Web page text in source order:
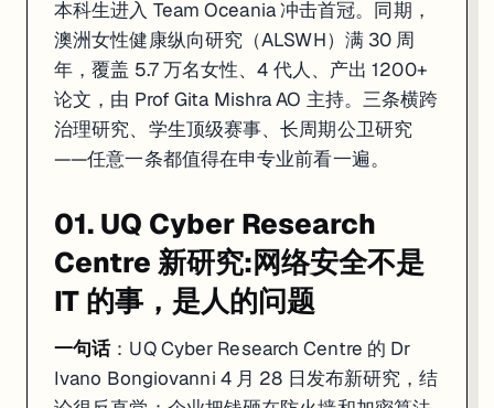
本科生进入 Team Oceania 冲击首冠。同期，
澳洲女性健康纵向研究（ALSWH）满 30 周
年，覆盖 5.7 万名女性、4 代人、产出 1200+
论文，由 Prof Gita Mishra AO 主持。三条横跨
治理研究、学生顶级赛事、长周期公卫研究
——任意一条都值得在申专业前看一遍。
01. UQ Cyber Research
Centre 新研究:网络安全不是
IT 的事，是人的问题
一句话：UQ Cyber Research Centre 的 Dr
Ivano Bongiovanni 4 月 28 日发布新研究，结